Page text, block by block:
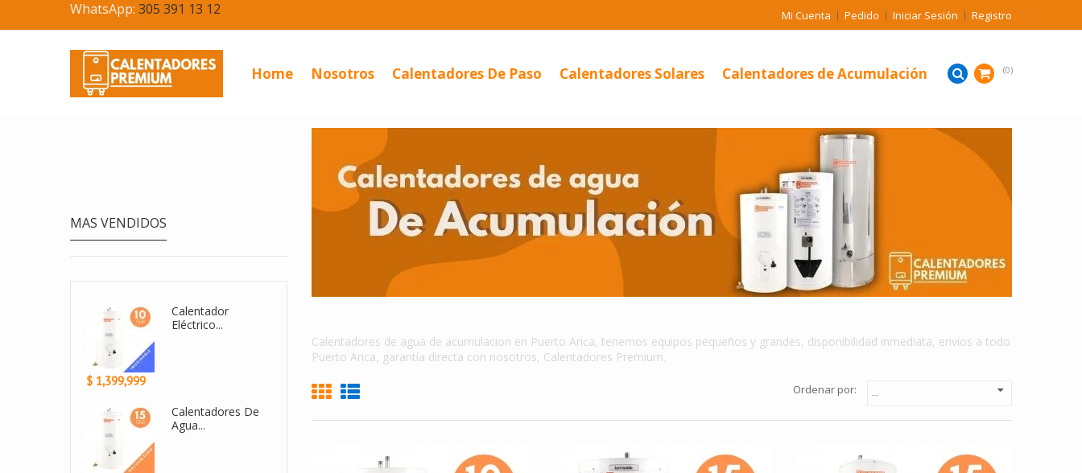
Mi Cuenta Pedido Iniciar Sesión Registro
WhatsApp: 305 391 13 12
Home Nosotros Calentadores De Paso Calentadores Solares Calentadores de Acumulación 0
MAS VENDIDOS
Calentador De
Agua...
$ 950,000
Calentador De...
Agua...
Agua...
Calentadores de agua de acumulacion en Puerto Arica, tenemos equipos pequeños y grandes, disponibilidad inmediata, envíos a todo
Puerto Arica, garantía directa con nosotros, Calentadores Premium.
Ordenar por: